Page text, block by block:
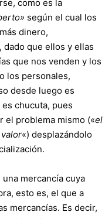
como es la
según el cual los
dinero,
que ellos y ellas
que nos venden y los
los personales,
desde luego es
chucuta, pues
el problema mismo («el
«) desplazándolo
mercancía cuya
esto es, el que a
mercancías. Es decir,